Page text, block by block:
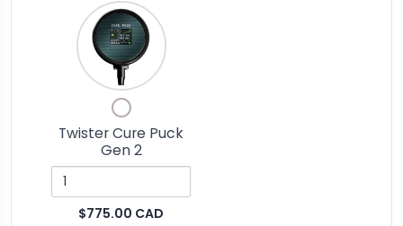
Checkbox
for
Twister
Cure
Gen
Twister Cure Puck
Gen 2
Quantity
of
Twister
Cure
Puck
Gen
2
$775.00 CAD